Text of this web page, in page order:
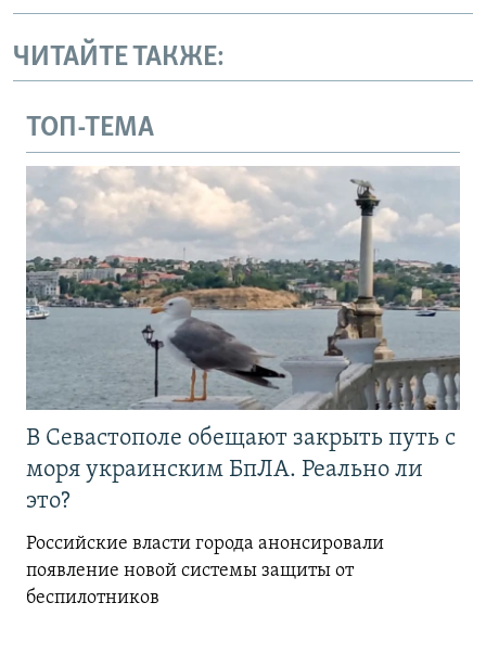
ЧИТАЙТЕ ТАКЖЕ:
ТОП-ТЕМА
В Севастополе обещают закрыть путь с
моря украинским БпЛА. Реально ли
это?
Российские власти города анонсировали
появление новой системы защиты от
беспилотников